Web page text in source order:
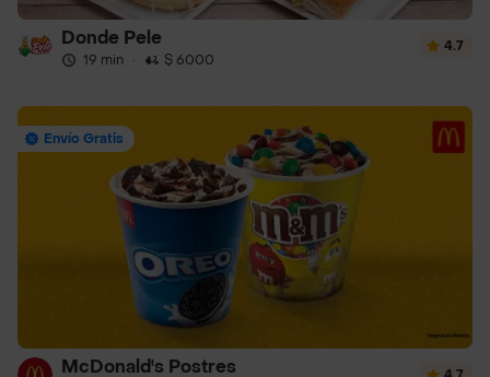
Donde Pele
19 min · $ 6000
4.7
Envío Gratis
McDonald's Postres